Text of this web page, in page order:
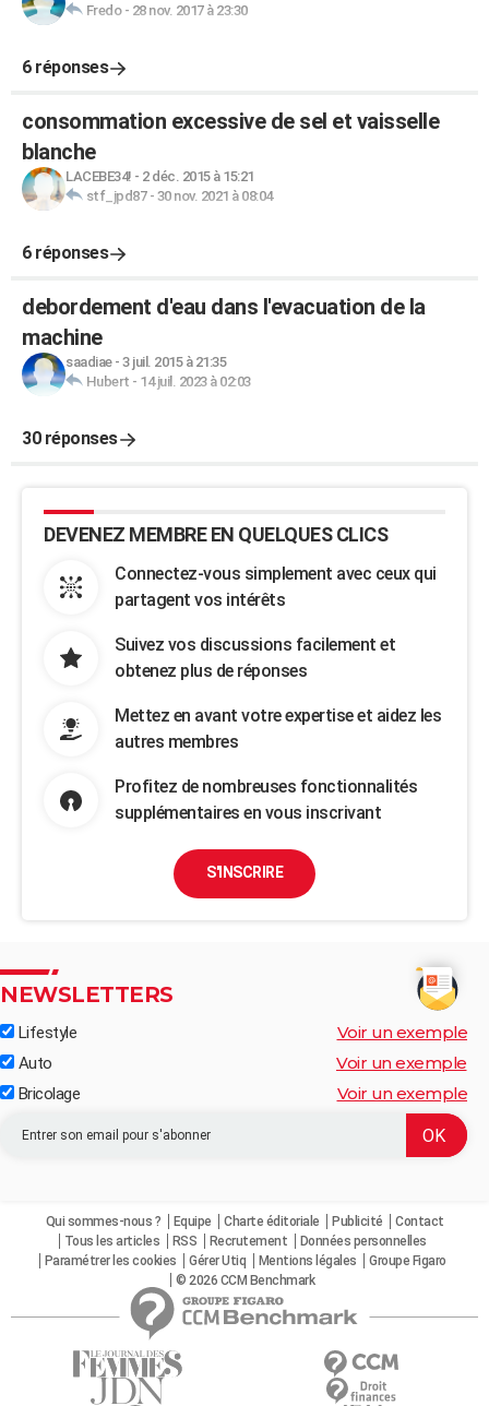
Fredo- 28 nov. 2017 à 23:30
6 réponses
consommation excessive de sel et vaisselle
blanche
LACEBE34! - 2 déc. 2015 à 15:21
stf_jpd87- 30 nov. 2021 à 08:04
6 réponses
debordement d'eau dans l'evacuation de la
machine
saadiae- 3 juil. 2015 à 21:35
Hubert - 14 juil. 2023 à 02:03
30 réponses
DEVENEZ MEMBRE EN QUELQUES CLICS
Connectez-vous simplement avec ceux qui
partagent vos intérêts
Suivez vos discussions facilement et
obtenez plus de réponses
Mettez en avant votre expertise et aidez les
autres membres
Profitez de nombreuses fonctionnalités
supplémentaires en vous inscrivant
S'INSCRIRE
NEWSLETTERS
Lifestyle Voir un exemple
Auto Voir un exemple
Bricolage Voir un exemple
Qui sommes-nous ? Equipe Charte éditoriale Publicité
Contact
Tous les articles
RSS Recrutement
Données personnelles
Paramétrer les cookies
Gérer Utiq Mentions légales
Groupe Figaro
© 2026 CCM Benchmark